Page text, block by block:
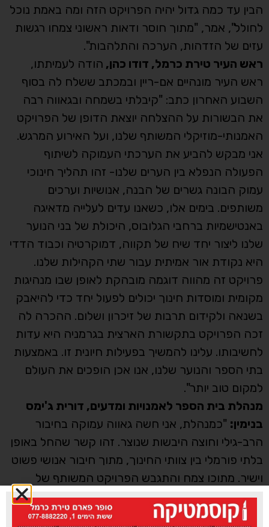
הבין עד כמה גדול יהיה הפרויקט הזה ומה באמת נוכל
לחולל", אמר, "מתוך חוסר ודאות ראשוני צמחו רגשות
עזים של הזדהות, הערכה והתלהבות".
ראש העיר טירת כרמל, דודו כהן, הודה לעמיתתו,
ראש העיר מונהיים אם-ריין ובמכתב ששלח לה בסוף
השבוע האחרון כתב: "קיבלתי בשמחה ובגאווה רבה
את הבשורות על ההצלחה יוצאת הדופן של הפרויקט
האמנותי-מוזיקלי המשותף שלנו, ועל האירוע המרגש.
אני מבקש להביע את הערכתי העמוקה לשיתוף
הפעולה הנפלא בין הערים שלנו- זהו תהליך חינוכי
עמוק הבונה גשרים של הבנה, אנושיות וערכים
משותפים. בימים אלו, כשאנו עדים לעלייה מדאיגה
באנטישמיות ברחבי הגלובוס, היכולת של בני הנוער
שלנו ליצור יחד שיח של תקווה, דמוקרטיה וכבוד הדדי
היא נקודת אור אמיתית עבור שתי הקהילות שלנו.
פרויקט זה מהווה דוגמה מובהקת לאופן שבו מנהיגות
מקומית ומוסדות חינוך יכולים לפעול יחד כדי להיאבק
בשנאה ולקידום תרבות של זיכרון ושלום. ההכרה לה
זכה הפרויקט בתקשורת הארצית בגרמניה היא עדות
לחשיבותו. עלינו להמשיך בפעילות חיונית זו. באמצעות
בתי הספר והנוער שלנו, אנו אכן הופכים את העולם
למקום טוב יותר".
מנהלת בית הספר לאמנויות ומדעים, דורית ג'ימס
בנימין: "כמנהלת, אני חשה גאווה עמוקה בחיבור
הרב-גילי וחוצה היבשות שנוצר. זהו קשר שהחל באופן
בלתי פורמלי בין צוותי החינוך, מתוך חיבור אנושי פשוט
וישיר. מתוכו צמח והתגבש הפרויקט המשותף של
התלמידים. בימים אלו, שהשנאה כלפי העם היהודי
גואה ברחבי אירופה, יש משמעות אדירה לחיזוק השיח